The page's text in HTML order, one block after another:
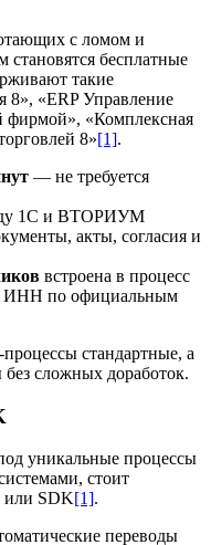
с ломом и
бесплатные
такие
8», «ERP Управление
фирмой», «Комплексная
8»[1].
— не требуется
1С и ВТОРИУМ
акты, согласия и
встроена в процесс
ИНН по официальным
стандартные, а
сложных доработок.
уникальные процессы
стоит
или SDK[1].
переводы